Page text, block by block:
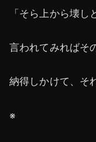
「そら上から壊し
言われてみればそ
納得しかけて、そ
※